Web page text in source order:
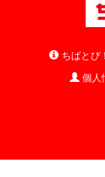
ちばとぴ
個人